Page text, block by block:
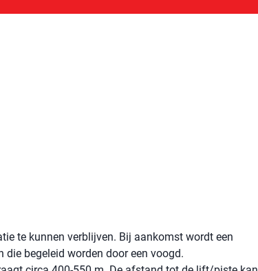
te kunnen verblijven. Bij aankomst wordt een
begeleid worden door een voogd.